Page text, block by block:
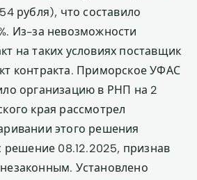
рубля), что составило
Из-за невозможности
на таких условиях поставщик
контракта. Приморское УФАС
организацию в РНП на 2
края рассмотрел
этого решения
решение 08.12.2025, признав
Установлено